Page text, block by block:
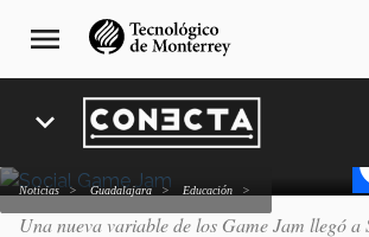
navegación
principal
menu
expand_more
Noticias Guadalajara Educación
de un videojuego
medio ambiente
Una nueva variable de los Game Jam llegó a